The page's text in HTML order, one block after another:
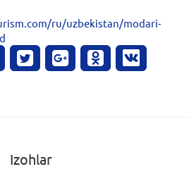
ru/uzbekistan/modari-
Izohlar